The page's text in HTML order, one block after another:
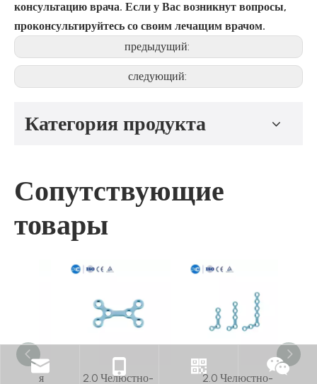
консультацию врача. Если у Вас возникнут вопросы,
проконсультируйтесь со своим лечащим врачом.
предыдущий:
следующий:
Категория продукта
Сопутствующие
товары
2.0 Челюстно- 2.0 Челюстно-